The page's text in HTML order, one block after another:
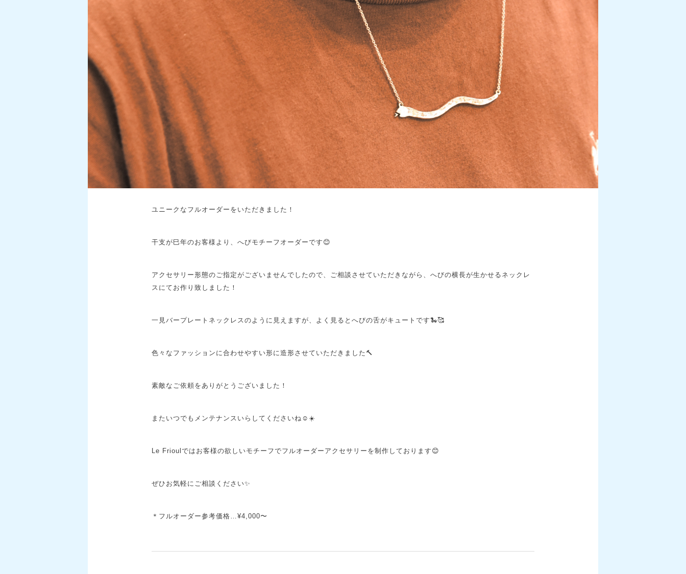
ユニークなフルオーダーをいただきました！
干支が巳年のお客様より、へびモチーフオーダーです😊
アクセサリー形態のご指定がございませんでしたので、ご相談させていただきながら、へびの横長が生かせるネックレ
スにてお作り致しました！
一見バープレートネックレスのように見えますが、よく見るとへびの舌がキュートです🐍🥰
色々なファッションに合わせやすい形に造形させていただきました🔨
素敵なご依頼をありがとうございました！
またいつでもメンテナンスいらしてくださいね☺️☀️
Le Frioulではお客様の欲しいモチーフでフルオーダーアクセサリーを制作しております😊
ぜひお気軽にご相談ください✨
＊フルオーダー参考価格…¥4,000〜